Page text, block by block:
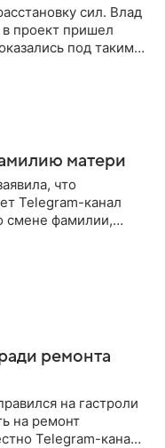
сил. Влад
проект пришел
под таким
матери
что
Telegram-канал
смене фамилии,
ремонта
на гастроли
на ремонт
Telegram-каналу